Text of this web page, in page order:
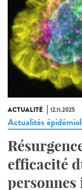
ACTUALITÉ 12.11.2025
Actualités
efficacité
personnes